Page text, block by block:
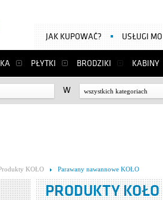
PŁYTKI BRODZIKI KABINY
JAK KUPOWAĆ? USŁUGI
W wszystkich kategoriach
KOŁO Parawany nawannowe KOŁO
PRODUKTY